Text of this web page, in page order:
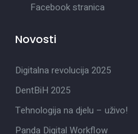
Facebook stranica
Novosti
Digitalna revolucija 2025
DentBiH 2025
Tehnologija na djelu – uživo!
Panda Digital Workflow